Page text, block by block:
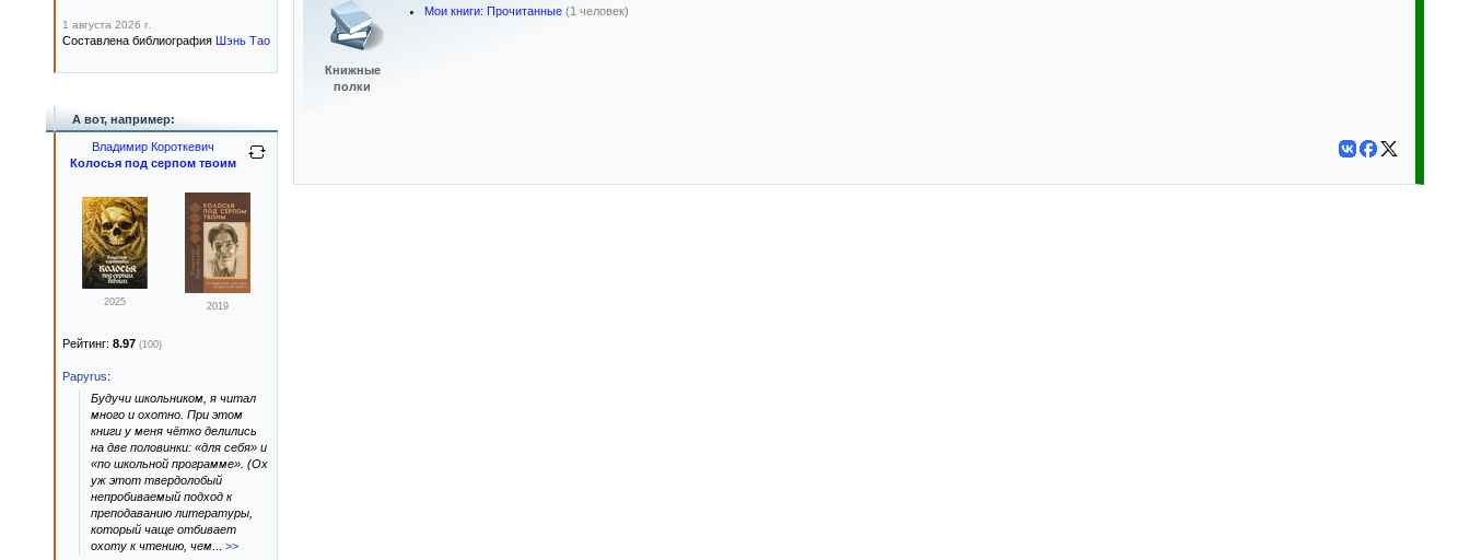
Книжные
полки
Мои книги: Прочитанные (1 человек)
1 августа 2026 г.
Составлена библиография Шэнь Тао
А вот, например:
Владимир Короткевич
Колосья под серпом твоим
2025 2019
Рейтинг: 8.97 (100)
Papyrus:
Будучи школьником, я читал
много и охотно. При этом
книги у меня чётко делились
на две половинки: «для себя» и
«по школьной программе». (Ох
уж этот твердолобый
непробиваемый подход к
преподаванию литературы,
который чаще отбивает
охоту к чтению, чем
>>